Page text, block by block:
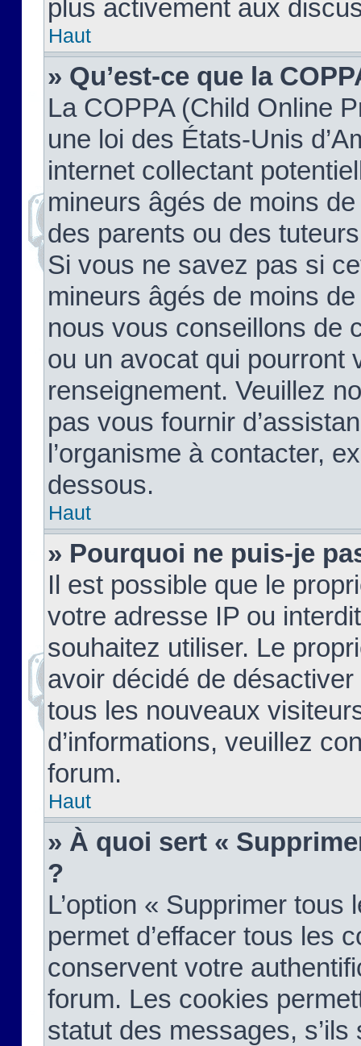
plus activement aux
Haut
» Qu’est-ce que la
La COPPA (Child Online
une loi des États-Unis
internet collectant
mineurs âgés de moins
des parents ou des
Si vous ne savez pas si
mineurs âgés de moins
nous vous conseillons de
ou un avocat qui pourront
renseignement. Veuillez
pas vous fournir
l’organisme à contacter,
dessous.
Haut
» Pourquoi ne puis-je
Il est possible que le
votre adresse IP ou
souhaitez utiliser. Le
avoir décidé de
tous les nouveaux
d’informations, veuillez
forum.
Haut
» À quoi sert «
?
L’option « Supprimer
permet d’effacer tous les
conservent votre
forum. Les cookies
statut des messages,